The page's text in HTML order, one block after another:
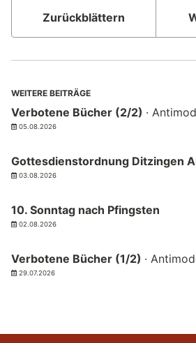
Zurückblättern
WEITERE BEITRÄGE
Verbotene Bücher (2/2) ·
05.08.2026
Gottesdienstordnung Ditzingen
03.08.2026
10. Sonntag nach Pfingsten
02.08.2026
Verbotene Bücher (1/2) ·
29.07.2026